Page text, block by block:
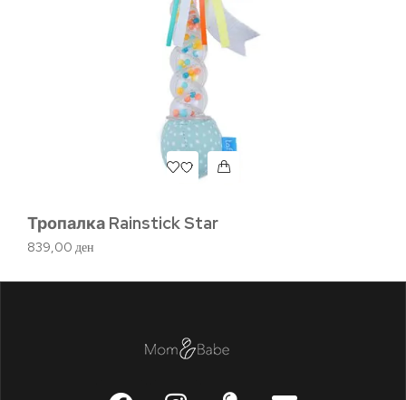
Тропалка Rainstick Star
839,00 ден